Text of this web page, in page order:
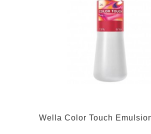
Wella Color Touch